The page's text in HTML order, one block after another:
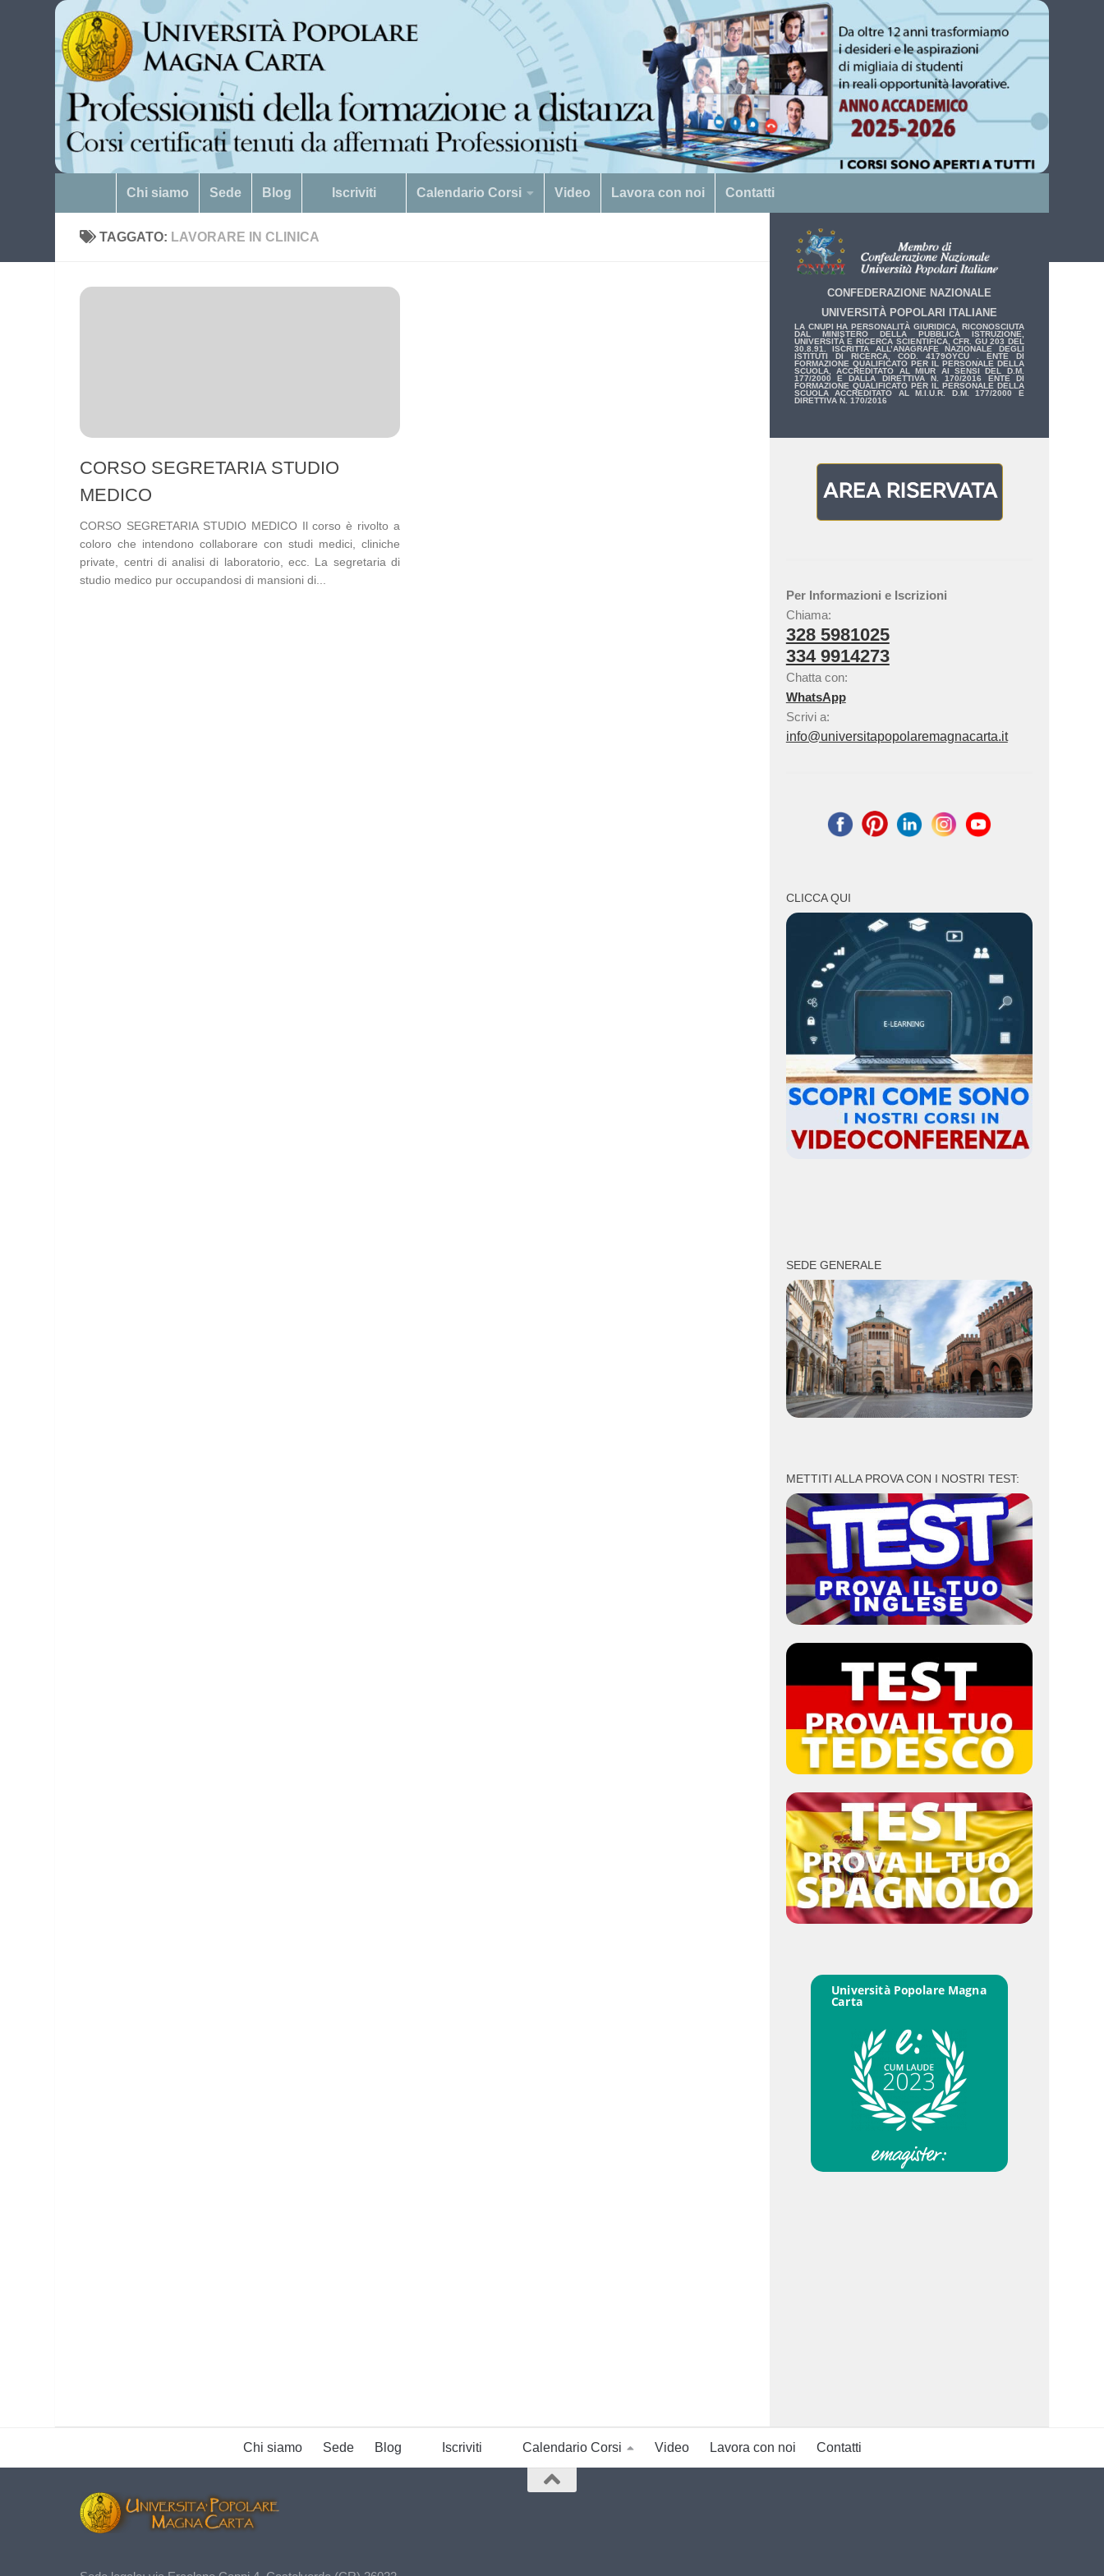
Salta al contenuto
Chi siamo Sede Blog Iscriviti Calendario Corsi Video Lavora con noi Contatti
TAGGATO: LAVORARE IN CLINICA
CORSO SEGRETARIA STUDIO
MEDICO
CORSO SEGRETARIA STUDIO MEDICO Il corso è rivolto a
coloro che intendono collaborare con studi medici, cliniche
private, centri di analisi di laboratorio, ecc. La segretaria di
studio medico pur occupandosi di mansioni di...
CONFEDERAZIONE NAZIONALE
UNIVERSITÀ POPOLARI ITALIANE
LA CNUPI HA PERSONALITÀ GIURIDICA, RICONOSCIUTA
DAL MINISTERO DELLA PUBBLICA ISTRUZIONE,
UNIVERSITÀ E RICERCA SCIENTIFICA, CFR. GU 203 DEL
30.8.91. ISCRITTA ALL’ANAGRAFE NAZIONALE DEGLI
ISTITUTI DI RICERCA, COD. 4179OYCU . ENTE DI
FORMAZIONE QUALIFICATO PER IL PERSONALE DELLA
SCUOLA, ACCREDITATO AL MIUR AI SENSI DEL D.M.
177/2000 E DALLA DIRETTIVA N. 170/2016 ENTE DI
FORMAZIONE QUALIFICATO PER IL PERSONALE DELLA
SCUOLA ACCREDITATO AL M.I.U.R. D.M. 177/2000 E
DIRETTIVA N. 170/2016
Per Informazioni e Iscrizioni
Chiama:
328 5981025
334 9914273
Chatta con:
WhatsApp
Scrivi a:
info@universitapopolaremagnacarta.it
CLICCA QUI
SEDE GENERALE
METTITI ALLA PROVA CON I NOSTRI TEST:
Chi siamo Sede Blog Iscriviti Calendario Corsi Video Lavora con noi Contatti